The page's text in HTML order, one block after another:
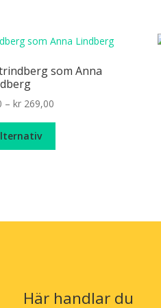
som Anna
– kr269,00Price
through
De
på
Här handlar du